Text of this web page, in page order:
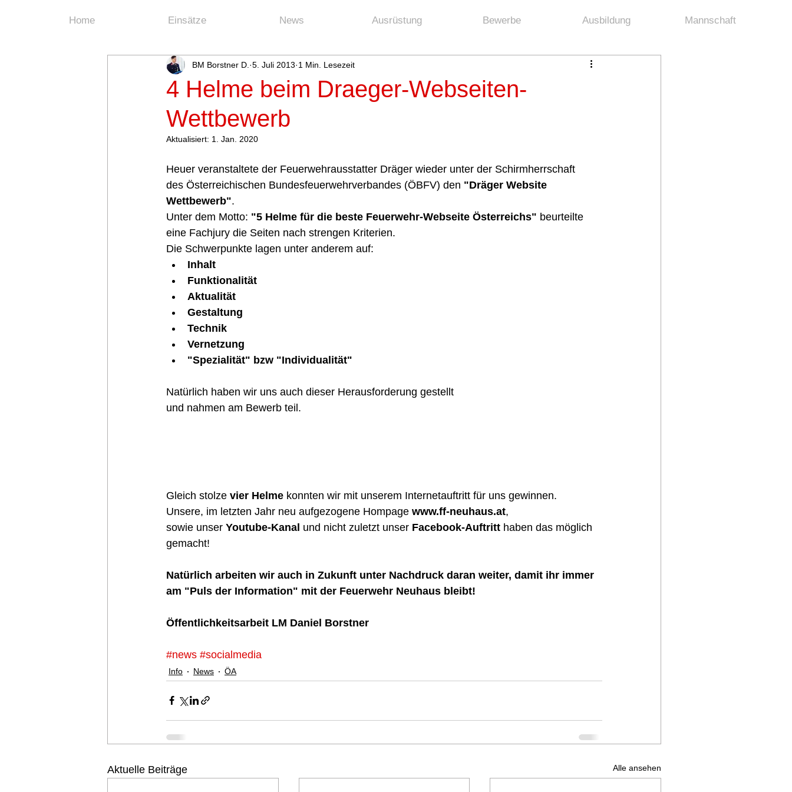
Home Einsätze News Ausrüstung Bewerbe Ausbildung Mannschaft
4 Helme beim Draeger-Webseiten-
Wettbewerb
BM Borstner D. 5. Juli 2013 1 Min. Lesezeit
Aktualisiert: 1. Jan. 2020
Heuer veranstaltete der Feuerwehrausstatter Dräger wieder unter der Schirmherrschaft
des Österreichischen Bundesfeuerwehrverbandes (ÖBFV) den "Dräger Website
Wettbewerb".
Unter dem Motto: "5 Helme für die beste Feuerwehr-Webseite Österreichs" beurteilte
eine Fachjury die Seiten nach strengen Kriterien.
Die Schwerpunkte lagen unter anderem auf:
Inhalt
Funktionalität
Aktualität
Gestaltung
Technik
Vernetzung
"Spezialität" bzw "Individualität"
Natürlich haben wir uns auch dieser Herausforderung gestellt
und nahmen am Bewerb teil.
Gleich stolze vier Helme konnten wir mit unserem Internetauftritt für uns gewinnen.
Unsere, im letzten Jahr neu aufgezogene Hompage www.ff-neuhaus.at,
sowie unser Youtube-Kanal und nicht zuletzt unser Facebook-Auftritt haben das möglich
gemacht!
Natürlich arbeiten wir auch in Zukunft unter Nachdruck daran weiter, damit ihr immer
am "Puls der Information" mit der Feuerwehr Neuhaus bleibt!
Öffentlichkeitsarbeit LM Daniel Borstner
#news #socialmedia
Info News ÖA
Aktuelle Beiträge Alle ansehen